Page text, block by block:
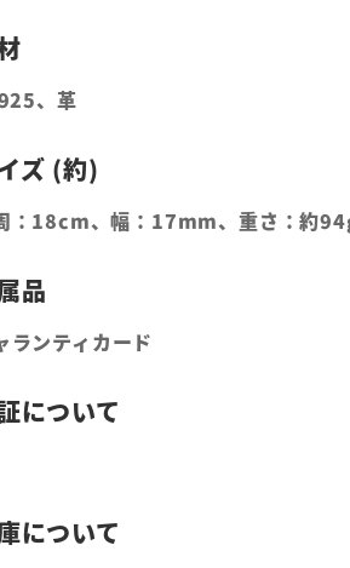
、革
：18cm、幅：17mm、重さ：約
ランティカード